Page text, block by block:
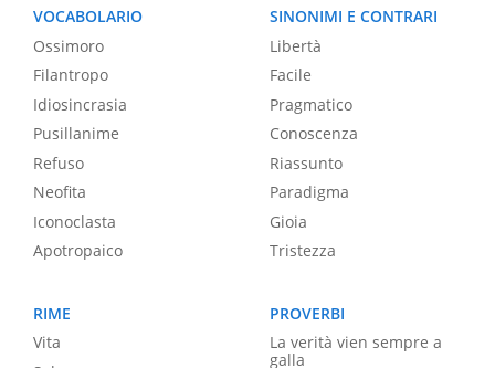
VOCABOLARIO
Ossimoro
Filantropo
Idiosincrasia
Pusillanime
Refuso
Neofita
Iconoclasta
Apotropaico
SINONIMI E CONTRARI
Libertà
Facile
Pragmatico
Conoscenza
Riassunto
Paradigma
Gioia
Tristezza
RIME
Vita
PROVERBI
La verità vien sempre a
galla